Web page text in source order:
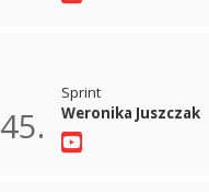
45.
Sprint
Weronika Juszczak